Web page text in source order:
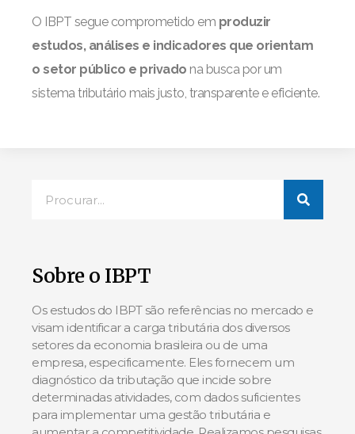
O IBPT segue comprometido em produzir
estudos, análises e indicadores que orientam
o setor público e privado na busca por um
sistema tributário mais justo, transparente e eficiente.
Sobre o IBPT
Os estudos do IBPT são referências no mercado e
visam identificar a carga tributária dos diversos
setores da economia brasileira ou de uma
empresa, especificamente. Eles fornecem um
diagnóstico da tributação que incide sobre
determinadas atividades, com dados suficientes
para implementar uma gestão tributária e